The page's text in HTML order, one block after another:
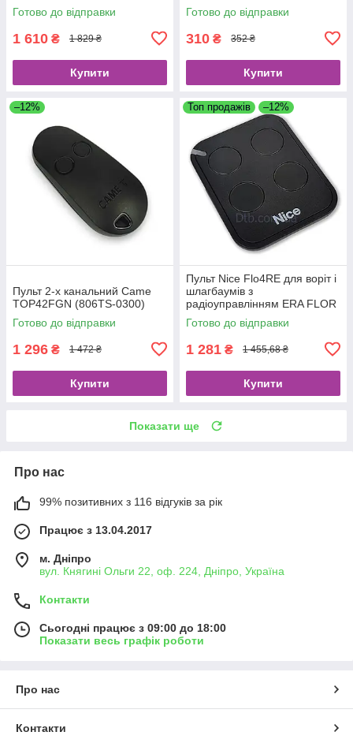
Готово до відправки
1 610 ₴ 1 829 ₴
Купити
Готово до відправки
310 ₴ 352 ₴
Купити
–12%
Пульт 2-х канальний Came
TOP42FGN (806TS-0300)
Готово до відправки
1 296 ₴ 1 472 ₴
Купити
Топ продажів –12%
Пульт Nice Flo4RE для воріт і
шлагбаумів з
радіоуправлінням ERA FLOR
Готово до відправки
1 281 ₴ 1 455,68 ₴
Купити
Показати ще
Про нас
99% позитивних з 116 відгуків за рік
Працює з 13.04.2017
м. Дніпро
вул. Княгині Ольги 22, оф. 224, Дніпро, Україна
Контакти
Сьогодні працює з 09:00 до 18:00
Показати весь графік роботи
Про нас
Контакти